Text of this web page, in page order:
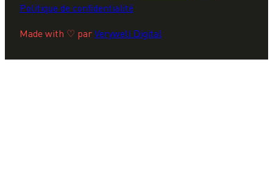
Politique de confidentialité
Made with ♡ parVerywell Digital